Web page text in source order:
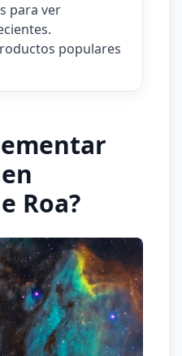
para ver
populares
Roa?